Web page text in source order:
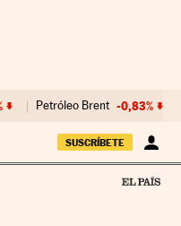
Petróleo Brent -0,83%
SUSCRÍBETE